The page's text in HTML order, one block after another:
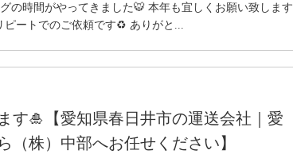
の時間がやってきました🐯 本年も宜しくお願い致します
ートでのご依頼です♻ ありがと...
す🎍【愛知県春日井市の運送会社｜愛
（株）中部へお任せください】